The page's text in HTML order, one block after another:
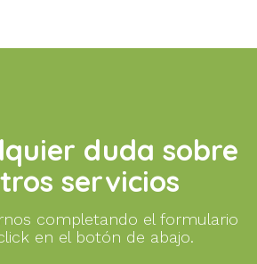
duda sobre
servicios
completando el formulario
en el botón de abajo.